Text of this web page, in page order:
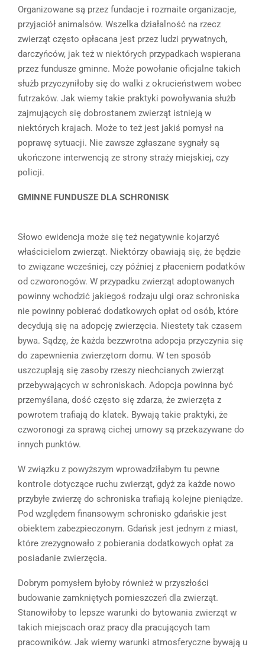
Organizowane są przez fundacje i rozmaite organizacje,
przyjaciół animalsów. Wszelka działalność na rzecz
zwierząt często opłacana jest przez ludzi prywatnych,
darczyńców, jak też w niektórych przypadkach wspierana
przez fundusze gminne. Może powołanie oficjalne takich
służb przyczyniłoby się do walki z okrucieństwem wobec
futrzaków. Jak wiemy takie praktyki powoływania służb
zajmujących się dobrostanem zwierząt istnieją w
niektórych krajach. Może to też jest jakiś pomysł na
poprawę sytuacji. Nie zawsze zgłaszane sygnały są
ukończone interwencją ze strony straży miejskiej, czy
policji.
GMINNE FUNDUSZE DLA SCHRONISK
Słowo ewidencja może się też negatywnie kojarzyć
właścicielom zwierząt. Niektórzy obawiają się, że będzie
to związane wcześniej, czy później z płaceniem podatków
od czworonogów. W przypadku zwierząt adoptowanych
powinny wchodzić jakiegoś rodzaju ulgi oraz schroniska
nie powinny pobierać dodatkowych opłat od osób, które
decydują się na adopcję zwierzęcia. Niestety tak czasem
bywa. Sądzę, że każda bezzwrotna adopcja przyczynia się
do zapewnienia zwierzętom domu. W ten sposób
uszczuplają się zasoby rzeszy niechcianych zwierząt
przebywających w schroniskach. Adopcja powinna być
przemyślana, dość często się zdarza, że zwierzęta z
powrotem trafiają do klatek. Bywają takie praktyki, że
czworonogi za sprawą cichej umowy są przekazywane do
innych punktów.
W związku z powyższym wprowadziłabym tu pewne
kontrole dotyczące ruchu zwierząt, gdyż za każde nowo
przybyłe zwierzę do schroniska trafiają kolejne pieniądze.
Pod względem finansowym schronisko gdańskie jest
obiektem zabezpieczonym. Gdańsk jest jednym z miast,
które zrezygnowało z pobierania dodatkowych opłat za
posiadanie zwierzęcia.
Dobrym pomysłem byłoby również w przyszłości
budowanie zamkniętych pomieszczeń dla zwierząt.
Stanowiłoby to lepsze warunki do bytowania zwierząt w
takich miejscach oraz pracy dla pracujących tam
pracowników. Jak wiemy warunki atmosferyczne bywają u